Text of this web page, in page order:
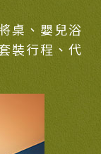
桌、嬰兒浴
裝行程、代